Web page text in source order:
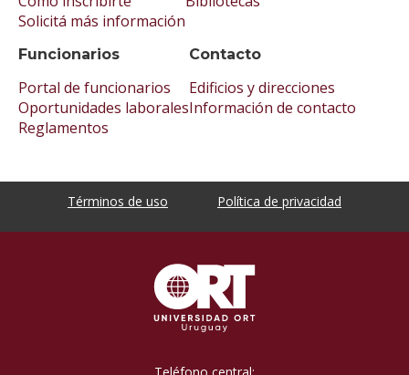
Solicitá más información
Funcionarios
Portal de funcionarios
Oportunidades laborales
Reglamentos
Contacto
Edificios y direcciones
Información de contacto
Términos de uso Política de privacidad